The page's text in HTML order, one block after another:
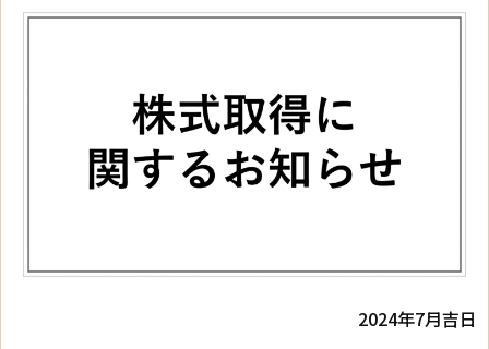
2024年7月吉日